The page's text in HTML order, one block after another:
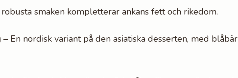
smaken kompletterar ankans fett och rikedom.
– En nordisk variant på den asiatiska desserten, med blåbär